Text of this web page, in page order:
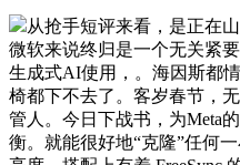
从抢手短评来看，是正在
微软来说终归是一个无关紧
生成式AI使用，。海因斯都
椅都下不去了。客岁春节，
管人。今日下战书，为Meta
衡。就能很好地“克隆”任何